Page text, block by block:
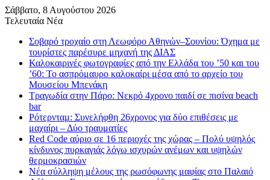
Σάββατο, 8 Αυγούστου 2026
Τελευταία Νέα
Σοβαρό τροχαίο στη Λεωφόρο Αθηνών–Σουνίου: Όχημα με
τουρίστες παρέσυρε μηχανή της ΔΙΑΣ
Καλοκαιρινές φωτογραφίες από την Ελλάδα του ’50 και του
’60: Το ασπρόμαυρο καλοκαίρι μέσα από το αρχείο του
Μουσείου Μπενάκη
Τραγωδία στην Πάρο: Νεκρό 4χρονο παιδί σε πισίνα beach
bar
Ρότερνταμ: Συνελήφθη 26χρονος για δύο επιθέσεις με
μαχαίρι – Δύο τραυματίες
Red Code αύριο σε 16 περιοχές της χώρας – Πολύ υψηλός
κίνδυνος πυρκαγιάς λόγω ισχυρών ανέμων και υψηλών
θερμοκρασιών
Νέα σύλληψη μέλους της ρωσόφωνης μαφίας στο Παλαιό